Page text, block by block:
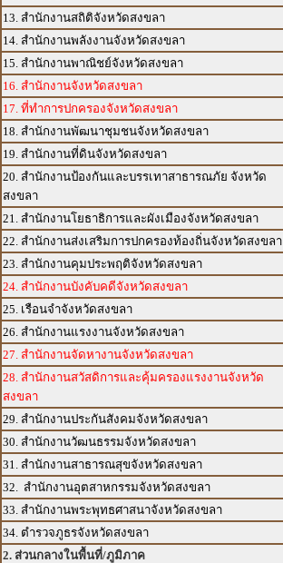
13. สำนักงานสถิติจังหวัดสงขลา
14. สำนักงานพลังงานจังหวัดสงขลา
15. สำนักงานพาณิชย์จังหวัดสงขลา
16. สำนักงานจังหวัดสงขลา
17. ที่ทำการปกครองจังหวัดสงขลา
18. สำนักงานพัฒนาชุมชนจังหวัดสงขลา
19. สำนักงานที่ดินจังหวัดสงขลา
20. สำนักงานป้องกันและบรรเทาสาธารณภัย จังหวัด
สงขลา
21. สำนักงานโยธาธิการและผังเมืองจังหวัดสงขลา
22. สำนักงานส่งเสริมการปกครองท้องถิ่นจังหวัดสงขลา
23. สำนักงานคุมประพฤติจังหวัดสงขลา
24. สำนักงานบังคับคดีจังหวัดสงขลา
25. เรือนจำจังหวัดสงขลา
26. สำนักงานแรงงานจังหวัดสงขลา
27. สำนักงานจัดหางานจังหวัดสงขลา
28. สำนักงานสวัสดิการและคุ้มครองแรงงานจังหวัด
สงขลา
29. สำนักงานประกันสังคมจังหวัดสงขลา
30. สำนักงานวัฒนธรรมจังหวัดสงขลา
31. สำนักงานสาธารณสุขจังหวัดสงขลา
32. สำนักงานอุตสาหกรรมจังหวัดสงขลา
33. สำนักงานพระพุทธศาสนาจังหวัดสงขลา
34. ตำรวจภูธรจังหวัดสงขลา
2. ส่วนกลางในพื้นที่/ภูมิภาค